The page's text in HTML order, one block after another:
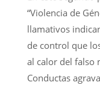
“Violencia de
llamativos
de control que
al calor del falso
Conductas